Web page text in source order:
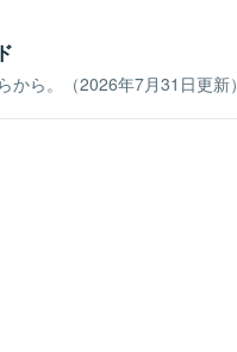
ら。（2026年7月31日更新）